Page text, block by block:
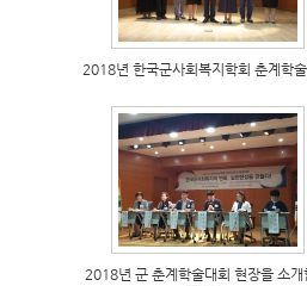
2018년 한국군사회복지학회 춘계학
2018년 군 춘계학술대회 현장을 소개